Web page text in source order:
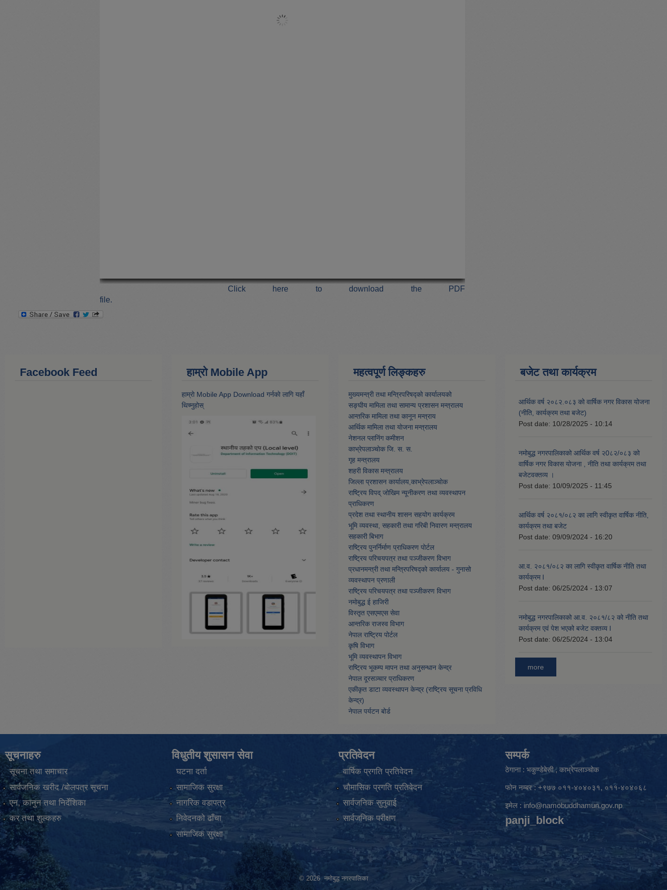
Click here to download the PDF
file.
Facebook Feed हाम्राे Mobile App
हाम्राे Mobile App Download गर्नकाे लागि यहाँ
थिच्नुहोस्‌
महत्वपूर्ण लिङ्कहरु
मुख्यमन्त्री तथा मन्त्रिपरिषद्को कार्यालयको
सङ्घीय मामिला तथा सामान्य प्रशासन मन्त्रालय
आन्तरिक मामिला तथा कानून मन्त्राय
आर्थिक मामिला तथा याेजना मन्त्रालय
नेशनल प्लानिंग कमीशन
काभ्रेपलाञ्चाेक जि. स. स.
गृह मन्त्रालय
शहरी विकास मन्त्रालय
जिल्ला प्रशासन कार्यालय,काभ्रेपलाञ्चाेक
राष्ट्रिय विपद् जोखिम न्यूनीकरण तथा व्यवस्थापन
प्राधिकरण
प्रदेश तथा स्थानीय शासन सहयोग कार्यक्रम
भूमि व्यवस्था, सहकारी तथा गरिबी निवारण मन्त्रालय
सहकारी बिभाग
राष्ट्रिय पुनर्निर्माण प्राधिकरण पोर्टल
राष्ट्रिय परिचयपत्र तथा पञ्जीकरण विभाग
प्रधानमन्त्री तथा मन्त्रिपरिषद्को कार्यालय - गुनासो
व्यवस्थापन प्रणाली
राष्ट्रिय परिचयपत्र तथा पञ्जीकरण विभाग
नमाेबुद्ध ई हाजिरी
विस्तृत एसएमएस सेवा
आन्तरिक राजस्व विभाग
नेपाल राष्ट्रिय पोर्टल
कृषि विभाग
भूमि व्यवस्थापन विभाग
राष्ट्रिय भूकम्प मापन तथा अनुसन्धान केन्द्र
नेपाल दूरसञ्चार प्राधिकरण
एकीकृत डाटा व्यवस्थापन केन्द्र (राष्ट्रिय सूचना प्रविधि
केन्द्र)
नेपाल पर्यटन बोर्ड
बजेट तथा कार्यक्रम
आर्थिक वर्ष २०८२.०८३ को वार्षिक नगर विकास योजना
(नीति, कार्यक्रम तथा बजेट)
Post date: 10/28/2025 - 10:14
नमोबुद्ध नगरपालिकाको आर्थिक वर्ष २0८२/०८३ को
वार्षिक नगर विकास योजना , नीति तथा कार्यक्रम तथा
बजेटवक्तव्य ।
Post date: 10/09/2025 - 11:45
आर्थिक वर्ष २०८१/०८२ का लागि स्वीकृत वार्षिक नीति,
कार्यक्रम तथा बजेट
Post date: 09/09/2024 - 16:20
आ.व. २०८१/०८२ का लागि स्वीकृत वार्षिक नीति तथा
कार्यक्रम l
Post date: 06/25/2024 - 13:07
नमोबुद्ध नगरपालिकाको आ‍.व. २०८१/८२ को नीति तथा
कार्यक्रम एवं पेश भएको बजेट वक्तव्य l
Post date: 06/25/2024 - 13:04
more
सूचनाहरु
सूचना तथा समाचार
सार्वजनिक खरीद /बोलपत्र सूचना
एन, कानुन तथा निर्देशिका
कर तथा शुल्कहरु
विधुतीय शुसासन सेवा
घटना दर्ता
सामाजिक सुरक्षा
नागरिक वडापत्र
निवेदनको ढाँचा
सामाजिक सुरक्षा
प्रतिवेदन
वार्षिक प्रगति प्रतिवेदन
चौमासिक प्रगति प्रतिवेदन
सार्वजनिक सुनुवाई
सार्वजनिक परीक्षण
सम्पर्क
ठेगाना : भकुण्डेबेसी , काभ्रेपलाञ्चोक
फोन नम्बर : +९७७ ०११-४०४०३१, ०११-४०४०६८
इमेल : info@namobuddhamun.gov.np
panji_block
© 2026 नमोबुद्ध नगरपालिका